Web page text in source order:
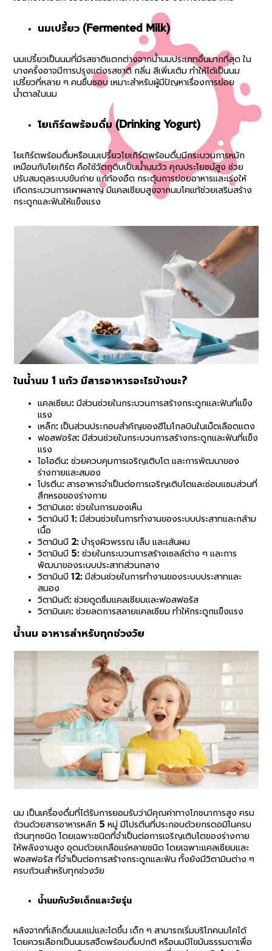
นมเปรี้ยว (Fermented Milk)
นมเปรี้ยวเป็นนมที่มีรสชาติแตกต่างจากน้ำนมประเภทอื่นมากที่สุด ใน
บางครั้งอาจมีการปรุงแต่งรสชาติ กลิ่น สีเพิ่มเติม ทำให้ได้เป็นนม
เปรี้ยวที่หลาย ๆ คนชื่นชอบ เหมาะสำหรับผู้มีปัญหาเรื่องการย่อย
น้ำตาลในนม
โยเกิร์ตพร้อมดื่ม (Drinking Yogurt)
โยเกิร์ตพร้อมดื่มหรือนมเปรี้ยวโยเกิร์ตพร้อมดื่มมีกระบวนการหมัก
เหมือนกับโยเกิร์ต คือใช้วัตถุดิบเป็นน้ำนมวัว คุณประโยชน์สูง ช่วย
ปรับสมดุลระบบขับถ่าย แก้ท้องอืด กระตุ้นการย่อยอาหารและเร่งให้
เกิดกระบวนการเผาผลาญ มีแคลเซียมสูงจากนมโคแท้ช่วยเสริมสร้าง
กระดูกและฟันให้แข็งแรง
ในน้ำนม 1 แก้ว มีสารอาหารอะไรบ้างนะ?
แคลเซียม: มีส่วนช่วยในกระบวนการสร้างกระดูกและฟันที่แข็ง
แรง
เหล็ก: เป็นส่วนประกอบสำคัญของฮีโมโกลบินในเม็ดเลือดแดง
ฟอสฟอรัส: มีส่วนช่วยในกระบวนการสร้างกระดูกและฟันที่แข็ง
แรง
ไอโอดีน: ช่วยควบคุมการเจริญเติบโต และการพัฒนาของ
ร่างกายและสมอง
โปรตีน: สารอาหารจำเป็นต่อการเจริญเติบโตและซ่อมแซมส่วนที่
สึกหรอของร่างกาย
วิตามินเอ: ช่วยในการมองเห็น
วิตามินบี 1: มีส่วนช่วยในการทำงานของระบบประสาทและกล้าม
เนื้อ
วิตามินบี 2: บำรุงผิวพรรณ เล็บ และเส้นผม
วิตามินบี 5: ช่วยในกระบวนการสร้างเซลล์ต่าง ๆ และการ
พัฒนาของระบบประสาทส่วนกลาง
วิตามินบี 12: มีส่วนช่วยในการทำงานของระบบประสาทและ
สมอง
วิตามินดี: ช่วยดูดซึมแคลเซียมและฟอสฟอรัส
วิตามินเค: ช่วยลดการสลายแคลเซียม ทำให้กระดูกแข็งแรง
น้ำนม อาหารสำหรับทุกช่วงวัย
นม เป็นเครื่องดื่มที่ได้รับการยอมรับว่ามีคุณค่าทางโภชนาการสูง ครบ
ถ้วนด้วยสารอาหารหลัก 5 หมู่ มีโปรตีนที่ประกอบด้วยกรดอมิโนครบ
ถ้วนทุกชนิด โดยเฉพาะชนิดที่จำเป็นต่อการเจริญเติบโตของร่างกาย
ให้พลังงานสูง อุดมด้วยเกลือแร่หลายชนิด โดยเฉพาะแคลเซียมและ
ฟอสฟอรัส ที่จำเป็นต่อการสร้างกระดูกและฟัน ทั้งยังมีวิตามินต่าง ๆ
ครบถ้วนสำหรับทุกช่วงวัย
น้ำนมกับวัยเด็กและวัยรุ่น
หลังจากที่เลิกดื่มนมแม่และโตขึ้น เด็ก ๆ สามารถเริ่มบริโภคนมโคได้
โดยควรเลือกเป็นนมรสจืดพร้อมดื่มปกติ หรือนมมีไขมันธรรมดาเพื่อ